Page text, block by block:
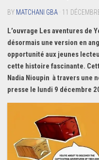
BY MATCHANI GBA · 11
L’ouvrage Les aventures de
désormais une version en
opportunité aux jeunes
cette histoire fascinante.
Nadia Nioupin à travers une
presse le lundi 9 décembre